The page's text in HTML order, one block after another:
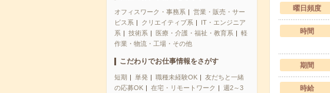
オフィスワーク・事務系
営業・販売・サー
ビス系
クリエイティブ系
IT・エンジニア
系
技術系 医療・介護・福祉・教育系
軽
作業・物流・工場・その他
こだわりでお仕事情報をさがす
短期 単発 職種未経験OK
友だちと一緒
の応募OK
在宅・リモートワーク
週2～3
曜日頻度
時間
期間
時給